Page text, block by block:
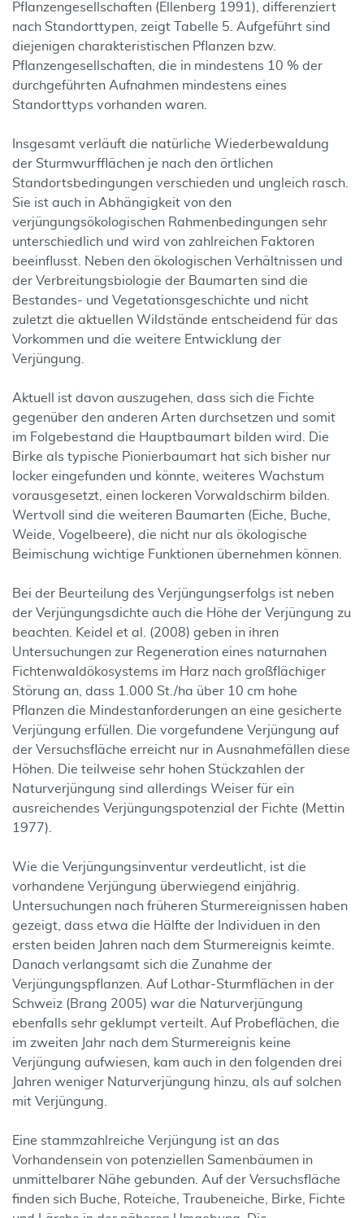
Pflanzengesellschaften (Ellenberg 1991), differenziert
nach Standorttypen, zeigt Tabelle 5. Aufgeführt sind
diejenigen charakteristischen Pflanzen bzw.
Pflanzengesellschaften, die in mindestens 10 % der
durchgeführten Aufnahmen mindestens eines
Standorttyps vorhanden waren.
Insgesamt verläuft die natürliche Wiederbewaldung
der Sturmwurfflächen je nach den örtlichen
Standortsbedingungen verschieden und ungleich rasch.
Sie ist auch in Abhängigkeit von den
verjüngungsökologischen Rahmenbedingungen sehr
unterschiedlich und wird von zahlreichen Faktoren
beeinflusst. Neben den ökologischen Verhältnissen und
der Verbreitungsbiologie der Baumarten sind die
Bestandes- und Vegetationsgeschichte und nicht
zuletzt die aktuellen Wildstände entscheidend für das
Vorkommen und die weitere Entwicklung der
Verjüngung.
Aktuell ist davon auszugehen, dass sich die Fichte
gegenüber den anderen Arten durchsetzen und somit
im Folgebestand die Hauptbaumart bilden wird. Die
Birke als typische Pionierbaumart hat sich bisher nur
locker eingefunden und könnte, weiteres Wachstum
vorausgesetzt, einen lockeren Vorwaldschirm bilden.
Wertvoll sind die weiteren Baumarten (Eiche, Buche,
Weide, Vogelbeere), die nicht nur als ökologische
Beimischung wichtige Funktionen übernehmen können.
Bei der Beurteilung des Verjüngungserfolgs ist neben
der Verjüngungsdichte auch die Höhe der Verjüngung zu
beachten. Keidel et al. (2008) geben in ihren
Untersuchungen zur Regeneration eines naturnahen
Fichtenwaldökosystems im Harz nach großflächiger
Störung an, dass 1.000 St./ha über 10 cm hohe
Pflanzen die Mindestanforderungen an eine gesicherte
Verjüngung erfüllen. Die vorgefundene Verjüngung auf
der Versuchsfläche erreicht nur in Ausnahmefällen diese
Höhen. Die teilweise sehr hohen Stückzahlen der
Naturverjüngung sind allerdings Weiser für ein
ausreichendes Verjüngungspotenzial der Fichte (Mettin
1977).
Wie die Verjüngungsinventur verdeutlicht, ist die
vorhandene Verjüngung überwiegend einjährig.
Untersuchungen nach früheren Sturmereignissen haben
gezeigt, dass etwa die Hälfte der Individuen in den
ersten beiden Jahren nach dem Sturmereignis keimte.
Danach verlangsamt sich die Zunahme der
Verjüngungspflanzen. Auf Lothar-Sturmflächen in der
Schweiz (Brang 2005) war die Naturverjüngung
ebenfalls sehr geklumpt verteilt. Auf Probeflächen, die
im zweiten Jahr nach dem Sturmereignis keine
Verjüngung aufwiesen, kam auch in den folgenden drei
Jahren weniger Naturverjüngung hinzu, als auf solchen
mit Verjüngung.
Eine stammzahlreiche Verjüngung ist an das
Vorhandensein von potenziellen Samenbäumen in
unmittelbarer Nähe gebunden. Auf der Versuchsfläche
finden sich Buche, Roteiche, Traubeneiche, Birke, Fichte